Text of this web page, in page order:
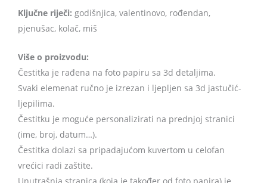
Ključne riječi: godišnjica, valentinovo, rođendan,
pjenušac, kolač, miš
Više o proizvodu:
Čestitka je rađena na foto papiru sa 3d detaljima.
Svaki elemenat ručno je izrezan i ljepljen sa 3d jastučić-
ljepilima.
Čestitku je moguće personalizirati na prednjoj stranici
(ime, broj, datum…).
Čestitka dolazi sa pripadajućom kuvertom u celofan
vrećici radi zaštite.